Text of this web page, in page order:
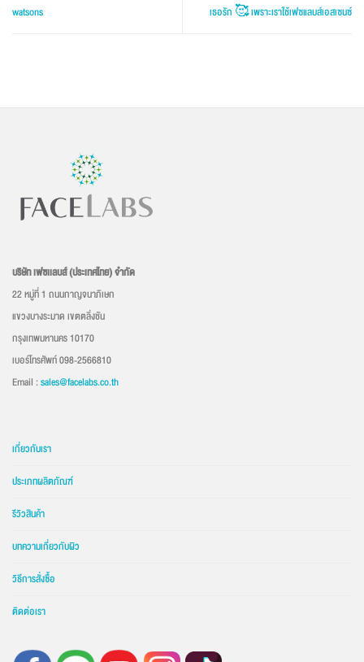
watsons
เธอรัก 🥰 เพราะเราใช้เฟซแลบส์เอสเซนซ์
บริษัท เฟซเเลบส์ (ประเทศไทย) จำกัด
22 หมู่ที่ 1 ถนนกาญจนาภิเษก
แขวงบางระมาด เขตตลิ่งชัน
กรุงเทพมหานคร 10170
เบอร์โทรศัพท์ 098-2566810
Email :sales@facelabs.co.th
เกี่ยวกับเรา
ประเภทผลิตภัณฑ์
รีวิวสินค้า
บทความเกี่ยวกับผิว
วิธีการสั่งซื้อ
ติดต่อเรา